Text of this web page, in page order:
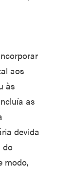
aos
às
as
devida
do
modo,